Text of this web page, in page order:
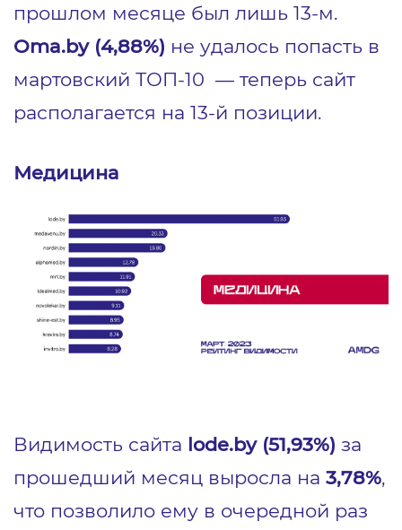
прошлом месяце был лишь 13-м.
Oma.by (4,88%) не удалось попасть в
мартовский ТОП-10 — теперь сайт
располагается на 13-й позиции.
Медицина
Видимость сайта lode.by (51,93%) за
прошедший месяц выросла на 3,78%,
что позволило ему в очередной раз